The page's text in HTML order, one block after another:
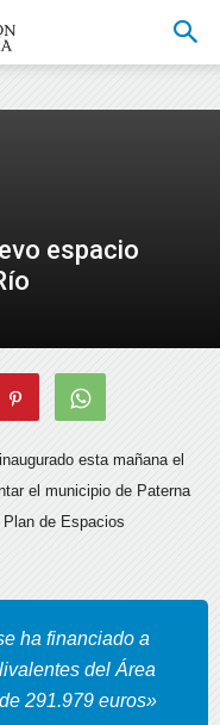
espacio
esta mañana el
el municipio de Paterna
de Espacios
ha financiado a
del Área
291.979 euros»